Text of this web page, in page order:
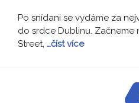
Po snídani se vydáme za
do srdce Dublinu. Začneme
Street, …číst více